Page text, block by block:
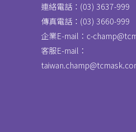
連絡電話：(03) 3637-999
傳真電話： (03) 3660-999
企業E-mail：c-
客服E-mail：